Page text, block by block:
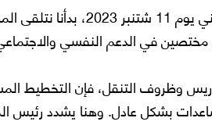
"منذ إعلاننا التضامني
مختصين في الدعم النفسي
وظروف التنقل، فإن التخطيط
بشكل عادل. وهنا يشدد رئيس